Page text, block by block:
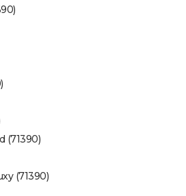
(71390)
(71390)